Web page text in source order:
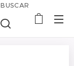
BUSCAR